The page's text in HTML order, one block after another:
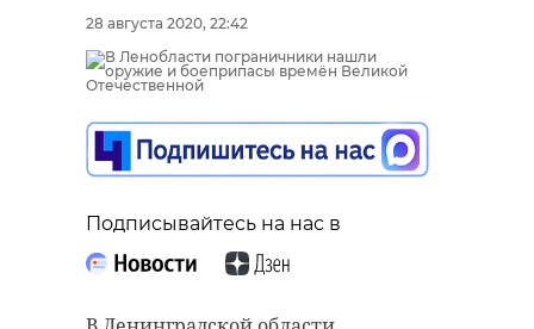
28 августа 2020, 22:42
Подписывайтесь на нас в
Сосновоборец
разгадал тайну
старинном кладбище
и узнал много нового
В Каменке
состоялась
прорыва "Линии
Маннергейма"